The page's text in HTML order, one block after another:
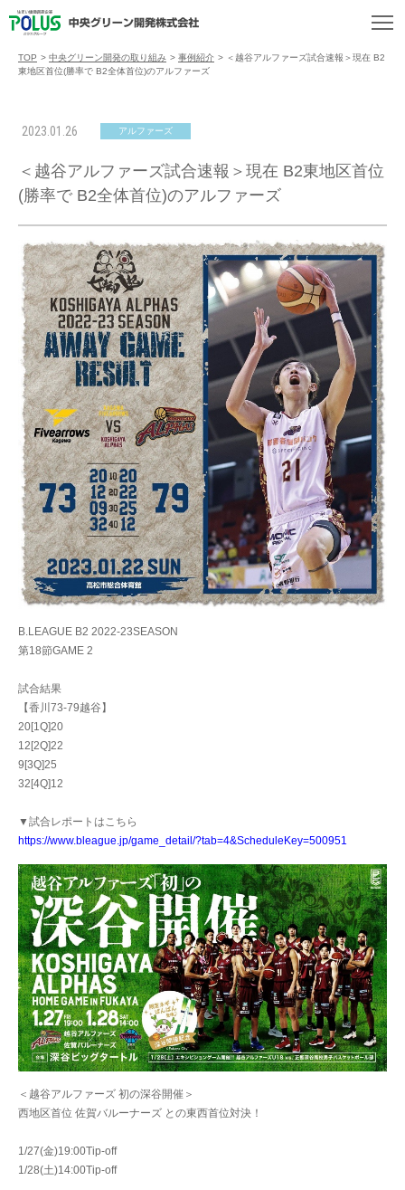
TOP > 中央グリーン開発の取り組み > 事例紹介 > ＜越谷アルファーズ試合速報＞現在 B2
東地区首位(勝率で B2全体首位)のアルファーズ
2023.01.26 アルファーズ
＜越谷アルファーズ試合速報＞現在 B2東地区首位
(勝率で B2全体首位)のアルファーズ
B.LEAGUE B2 2022-23SEASON
第18節GAME 2
試合結果
【香川73-79越谷】
20[1Q]20
12[2Q]22
9[3Q]25
32[4Q]12
▼試合レポートはこちら
https://www.bleague.jp/game_detail/?tab=4&ScheduleKey=500951
＜越谷アルファーズ 初の深谷開催＞
西地区首位 佐賀バルーナーズ との東西首位対決！
1/27(金)19:00Tip-off
1/28(土)14:00Tip-off